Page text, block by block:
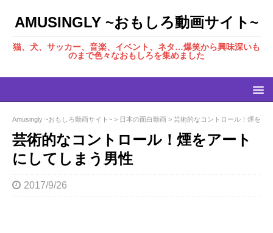
AMUSINGLY ~おもしろ動画サイト~
猫、犬、サッカー、音楽、イベント、ネタ…爆笑から興味深いも
のまで色々なおもしろを集めました
Amusingly ~おもしろ動画サイト~ > 日本の面白動画 > 芸術的なコントロール！煙をア
芸術的なコントロール！煙をアート
にしてしまう男性
2017/9/26